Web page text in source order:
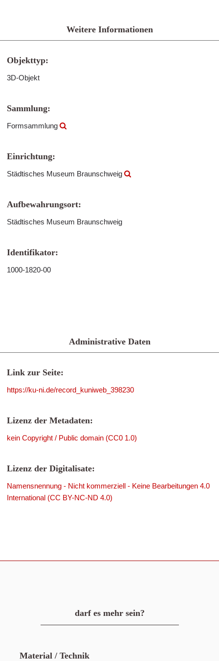
Weitere Informationen
Objekttyp:
3D-Objekt
Sammlung:
Formsammlung
Einrichtung:
Städtisches Museum Braunschweig
Aufbewahrungsort:
Städtisches Museum Braunschweig
Identifikator:
1000-1820-00
Administrative Daten
Link zur Seite:
https://ku-ni.de/record_kuniweb_398230
Lizenz der Metadaten:
kein Copyright / Public domain (CC0 1.0)
Lizenz der Digitalisate:
Namensnennung - Nicht kommerziell - Keine Bearbeitungen 4.0
International (CC BY-NC-ND 4.0)
darf es mehr sein?
Material / Technik